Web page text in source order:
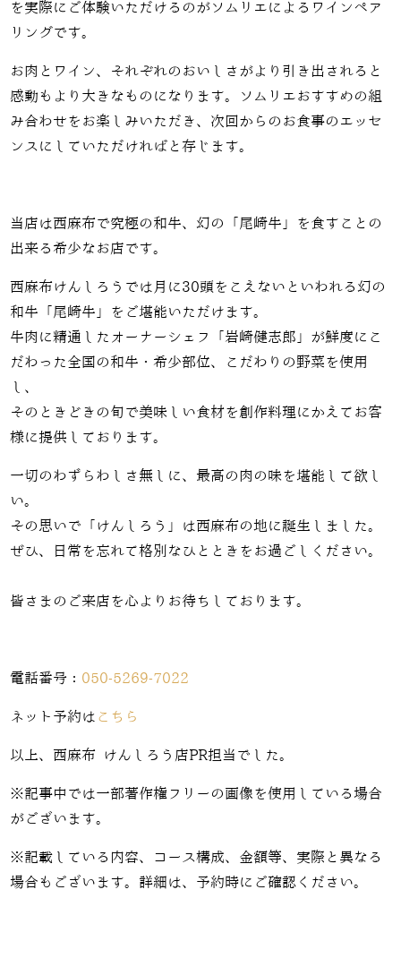
を実際にご体験いただけるのがソムリエによるワインペア
リングです。
お肉とワイン、それぞれのおいしさがより引き出されると
感動もより大きなものになります。ソムリエおすすめの組
み合わせをお楽しみいただき、次回からのお食事のエッセ
ンスにしていただければと存じます。
当店は西麻布で究極の和牛、幻の「尾崎牛」を食すことの
出来る希少なお店です。
西麻布けんしろうでは月に30頭をこえないといわれる幻の
和牛「尾崎牛」をご堪能いただけます。
牛肉に精通したオーナーシェフ「岩崎健志郎」が鮮度にこ
だわった全国の和牛・希少部位、こだわりの野菜を使用
し、
そのときどきの旬で美味しい食材を創作料理にかえてお客
様に提供しております。
一切のわずらわしさ無しに、最高の肉の味を堪能して欲し
い。
その思いで「けんしろう」は西麻布の地に誕生しました。
ぜひ、日常を忘れて格別なひとときをお過ごしください。
皆さまのご来店を心よりお待ちしております。
電話番号： 050-5269-7022
ネット予約は こちら
以上、西麻布 けんしろう店PR担当でした。
※記事中では一部著作権フリーの画像を使用している場合
がございます。
※記載している内容、コース構成、金額等、実際と異なる
場合もございます。詳細は、予約時にご確認ください。